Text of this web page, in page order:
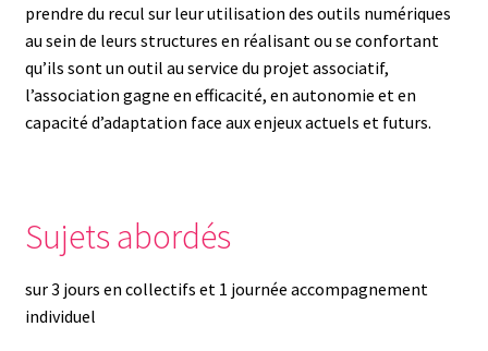
prendre du recul sur leur utilisation des outils numériques
au sein de leurs structures en réalisant ou se confortant
qu’ils sont un outil au service du projet associatif,
l’association gagne en efficacité, en autonomie et en
capacité d’adaptation face aux enjeux actuels et futurs.
Sujets abordés
sur 3 jours en collectifs et 1 journée accompagnement
individuel